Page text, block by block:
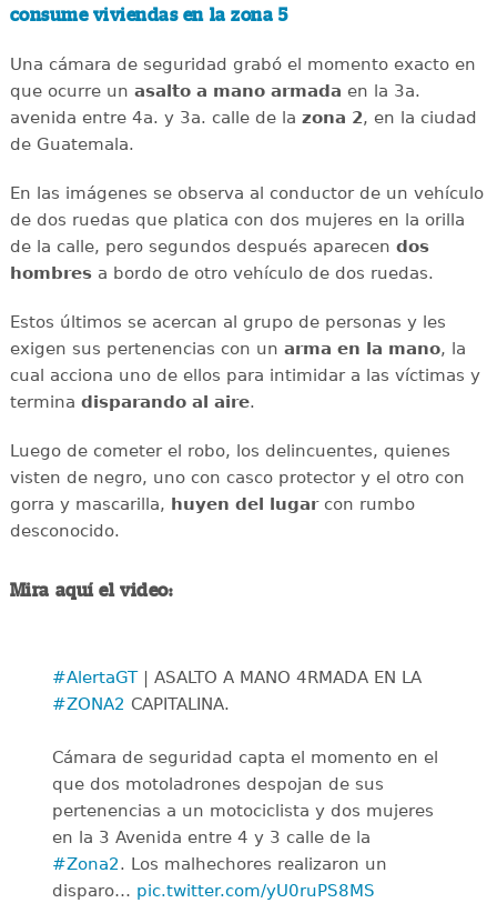
consume viviendas en la zona 5
Una cámara de seguridad grabó el momento exacto en
que ocurre un asalto a mano armada en la 3a.
avenida entre 4a. y 3a. calle de la zona 2, en la ciudad
de Guatemala.
En las imágenes se observa al conductor de un vehículo
de dos ruedas que platica con dos mujeres en la orilla
de la calle, pero segundos después aparecen dos
hombresa bordo de otro vehículo de dos ruedas.
Estos últimos se acercan al grupo de personas y les
exigen sus pertenencias con un arma en la mano, la
cual acciona uno de ellos para intimidar a las víctimas y
termina disparando al aire.
Luego de cometer el robo, los delincuentes, quienes
visten de negro, uno con casco protector y el otro con
gorra y mascarilla, huyen del lugarcon rumbo
desconocido.
Mira aquí el video:
#AlertaGT| ASALTO A MANO 4RMADA EN LA
#ZONA2 CAPITALINA.
Cámara de seguridad capta el momento en el
que dos motoladrones despojan de sus
pertenencias a un motociclista y dos mujeres
en la 3 Avenida entre 4 y 3 calle de la
#Zona2. Los malhechores realizaron un
disparo… pic.twitter.com/yU0ruPS8MS